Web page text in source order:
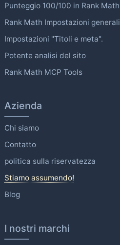
Punteggio 100/100 in Rank Math
Rank Math Impostazioni generali
Impostazioni "Titoli e meta".
Potente analisi del sito
Rank Math MCP Tools
Azienda
Chi siamo
Contatto
politica sulla riservatezza
Stiamo assumendo!
Blog
I nostri marchi